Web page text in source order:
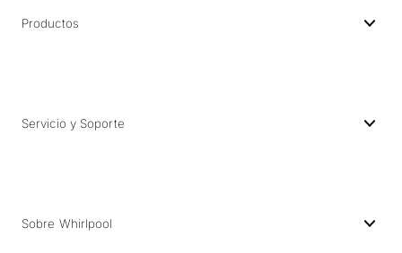
Productos
Servicio y Soporte
Sobre Whirlpool